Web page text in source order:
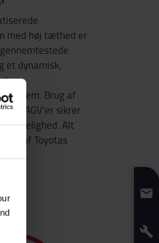
med høj tæthed er
et dynamisk,
Brug af
og AGV'er sikrer
pålidelighed. Alt
op af Toyotas